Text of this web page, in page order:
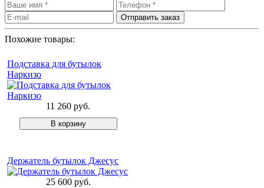
Похожие товары:
Подставка для бутылок
Наркизо
11 260 руб.
Держатель бутылок Джесус
25 600 руб.